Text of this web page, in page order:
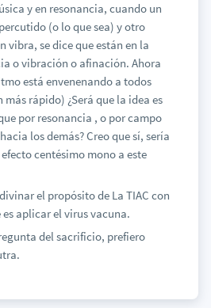
y en resonancia, cuando un
(o lo que sea) y otro
vibra, se dice que están en la
o vibración o afinación. Ahora
está envenenando a todos
rápido) ¿Será que la idea es
por resonancia , o por campo
los demás? Creo que sí, sería
centésimo mono a este
el propósito de La TIAC con
aplicar el virus vacuna.
del sacrificio, prefiero